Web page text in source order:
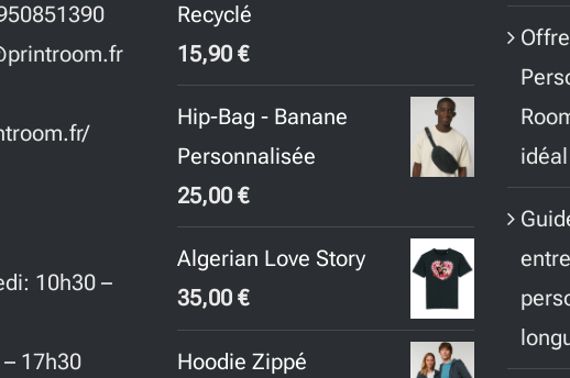
10h30 –
17h30
Recyclé
15,90€
Hip-Bag - Banane
Personnalisée
25,00€
Algerian Love Story
35,00€
Hoodie Zippé